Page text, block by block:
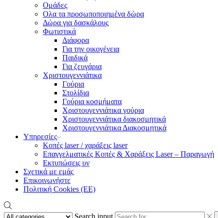
Ομάδες
Ολα τα προσωποποιημένα δώρα
Δώρα για δασκάλους
Φωτιστικά
Διάφορα
Για την οικογένεια
Παιδικά
Για ζευγάρια
Χριστουγεννιάτικα
Γούρια
Στολίδια
Γούρια κοσμήματα
Χριστουγεννιάτικα γούρια
Χριστουγεννιάτικα διακοσμητικά
Χριστουγεννιάτικα Διακοσμητικά
Υπηρεσίες
Κοπές laser / χαράξεις laser
Επαγγελματικές Κοπές & Χαράξεις Laser – Παραγωγή
Εκτυπώσεις υν
Σχετικά με εμάς
Επικοινωνήστε
Πολιτική Cookies (ΕΕ)